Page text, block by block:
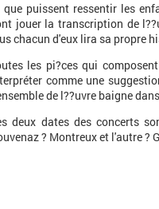
que puissent ressentir les
jouer la transcription de
chacun d'eux lira sa propre
les pi?ces qui
comme une
de l??uvre baigne
deux dates des concerts
? Montreux et l'autre ?